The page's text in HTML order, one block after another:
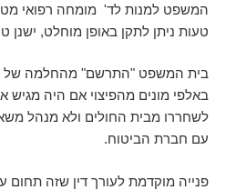
המשפט למנות לד' מומחה רפואי
טעות ניתן לתקן באופן מוחלט, ישנן
בית המשפט "התרשם" מהחלמה של ד'
באלפי מונים מהפיצוי אם היה
לשחררו מבית החולים ולא מנהל
עם חברת הביטוח.
פנייה מוקדמת לעורך דין שזה תחום